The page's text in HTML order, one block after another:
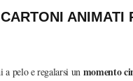
ANIMATI
a pelo e regalarsi un momento